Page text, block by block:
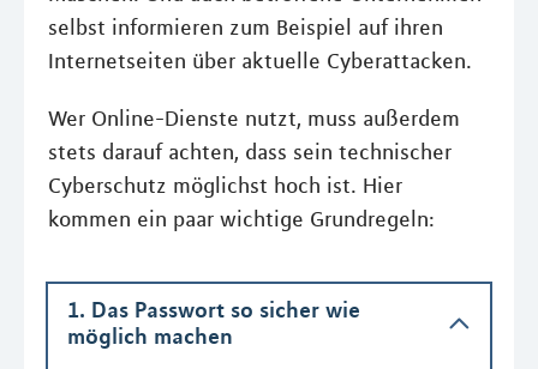
selbst informieren zum Beispiel auf ihren
Internetseiten über aktuelle Cyberattacken.
Wer Online-Dienste nutzt, muss außerdem
stets darauf achten, dass sein technischer
Cyberschutz möglichst hoch ist. Hier
kommen ein paar wichtige Grundregeln:
1. Das Passwort so sicher wie
möglich machen